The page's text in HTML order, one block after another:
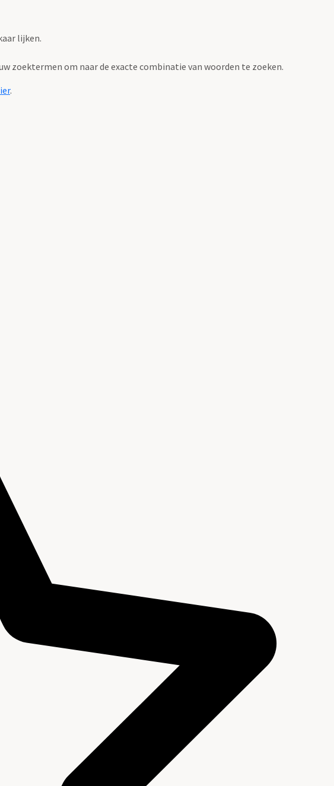
lijken.
zoektermen om naar de exacte combinatie van woorden te zoeken.
.